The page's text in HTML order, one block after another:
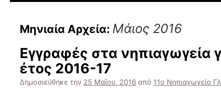
Μηνιαία Αρχεία: Μάιος 2016
Εγγραφές στα νηπιαγωγεία
έτος 2016-17
Δημοσιεύθηκε την 25 Μαΐου, 2016 από 11ο Νηπιαγωγείο